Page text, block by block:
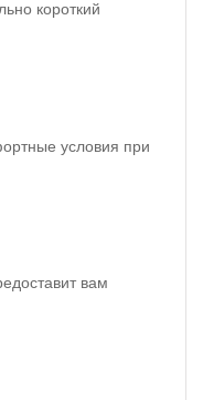
короткий
условия при
вам